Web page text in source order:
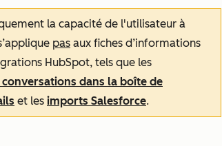
la capacité de l'utilisateur à
pas aux fiches d’informations
HubSpot, tels que les
conversations dans la boîte de
et les imports Salesforce.